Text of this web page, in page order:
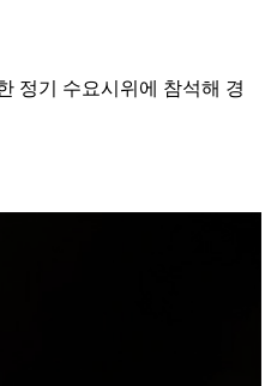
정기 수요시위에 참석해 경